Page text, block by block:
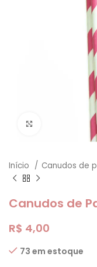
Clique para
Início Canudos de
Canudos de
R$ 4,00
73 em estoque